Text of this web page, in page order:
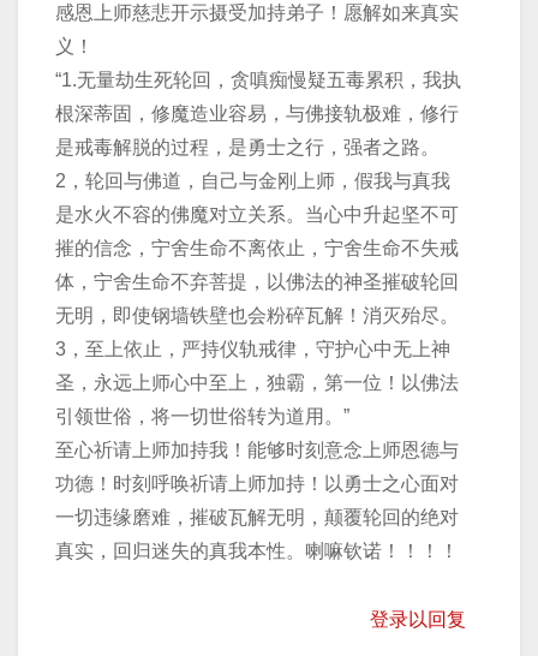
感恩上师慈悲开示摄受加持弟子！愿解如来真实
义！
“1.无量劫生死轮回，贪嗔痴慢疑五毒累积，我执
根深蒂固，修魔造业容易，与佛接轨极难，修行
是戒毒解脱的过程，是勇士之行，强者之路。
2，轮回与佛道，自己与金刚上师，假我与真我
是水火不容的佛魔对立关系。当心中升起坚不可
摧的信念，宁舍生命不离依止，宁舍生命不失戒
体，宁舍生命不弃菩提，以佛法的神圣摧破轮回
无明，即使钢墙铁壁也会粉碎瓦解！消灭殆尽。
3，至上依止，严持仪轨戒律，守护心中无上神
圣，永远上师心中至上，独霸，第一位！以佛法
引领世俗，将一切世俗转为道用。”
至心祈请上师加持我！能够时刻意念上师恩德与
功德！时刻呼唤祈请上师加持！以勇士之心面对
一切违缘磨难，摧破瓦解无明，颠覆轮回的绝对
真实，回归迷失的真我本性。喇嘛钦诺！！！！
登录以回复